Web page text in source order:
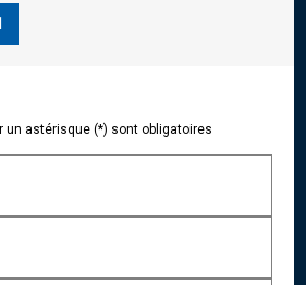
un astérisque (*) sont obligatoires